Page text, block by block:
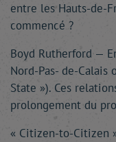
entre les Hauts-de-
commencé ?
Boyd Rutherford —
Nord-Pas- de-
State »). Ces
prolongement du
« Citizen-to-Citizen